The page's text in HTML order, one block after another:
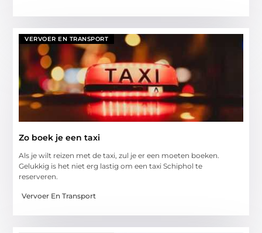
VERVOER EN TRANSPORT
Zo boek je een taxi
Als je wilt reizen met de taxi, zul je er een moeten boeken.
Gelukkig is het niet erg lastig om een taxi Schiphol te
reserveren.
Vervoer En Transport